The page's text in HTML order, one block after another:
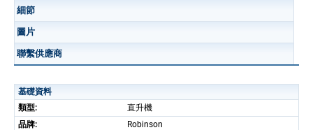
細節
圖片
聯繫供應商
基礎資料
類型:
直升機
品牌:
Robinson